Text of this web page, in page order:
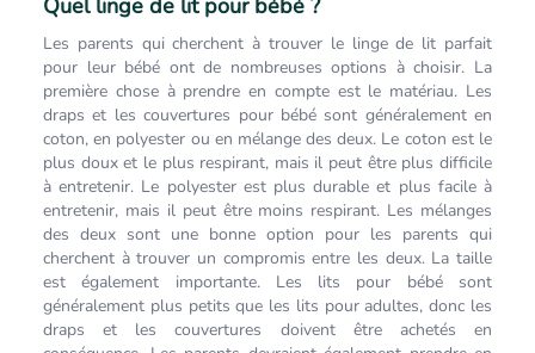
Quel linge de lit pour bébé ?
Les parents qui cherchent à trouver le linge de lit parfait
pour leur bébé ont de nombreuses options à choisir. La
première chose à prendre en compte est le matériau. Les
draps et les couvertures pour bébé sont généralement en
coton, en polyester ou en mélange des deux. Le coton est le
plus doux et le plus respirant, mais il peut être plus difficile
à entretenir. Le polyester est plus durable et plus facile à
entretenir, mais il peut être moins respirant. Les mélanges
des deux sont une bonne option pour les parents qui
cherchent à trouver un compromis entre les deux. La taille
est également importante. Les lits pour bébé sont
généralement plus petits que les lits pour adultes, donc les
draps et les couvertures doivent être achetés en